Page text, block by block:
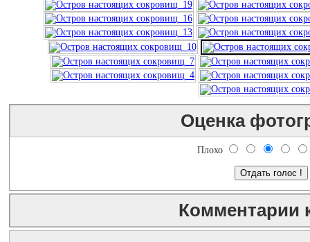
Оценка
Плохо
Комментарии
Незарегистрированным пользователям комментарии не